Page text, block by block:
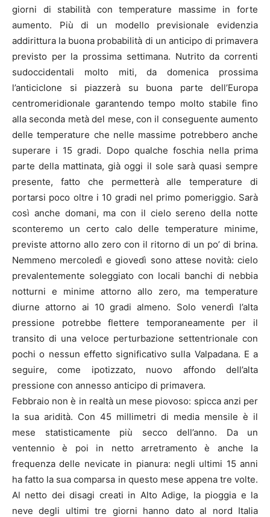
giorni di stabilità con temperature massime in forte
aumento. Più di un modello previsionale evidenzia
addirittura la buona probabilità di un anticipo di primavera
previsto per la prossima settimana. Nutrito da correnti
sudoccidentali molto miti, da domenica prossima
l’anticiclone si piazzerà su buona parte dell’Europa
centromeridionale garantendo tempo molto stabile fino
alla seconda metà del mese, con il conseguente aumento
delle temperature che nelle massime potrebbero anche
superare i 15 gradi. Dopo qualche foschia nella prima
parte della mattinata, già oggi il sole sarà quasi sempre
presente, fatto che permetterà alle temperature di
portarsi poco oltre i 10 gradi nel primo pomeriggio. Sarà
così anche domani, ma con il cielo sereno della notte
sconteremo un certo calo delle temperature minime,
previste attorno allo zero con il ritorno di un po’ di brina.
Nemmeno mercoledì e giovedì sono attese novità: cielo
prevalentemente soleggiato con locali banchi di nebbia
notturni e minime attorno allo zero, ma temperature
diurne attorno ai 10 gradi almeno. Solo venerdì l’alta
pressione potrebbe flettere temporaneamente per il
transito di una veloce perturbazione settentrionale con
pochi o nessun effetto significativo sulla Valpadana. E a
seguire, come ipotizzato, nuovo affondo dell’alta
pressione con annesso anticipo di primavera.
Febbraio non è in realtà un mese piovoso: spicca anzi per
la sua aridità. Con 45 millimetri di media mensile è il
mese statisticamente più secco dell’anno. Da un
ventennio è poi in netto arretramento è anche la
frequenza delle nevicate in pianura: negli ultimi 15 anni
ha fatto la sua comparsa in questo mese appena tre volte.
Al netto dei disagi creati in Alto Adige, la pioggia e la
neve degli ultimi tre giorni hanno dato al nord Italia